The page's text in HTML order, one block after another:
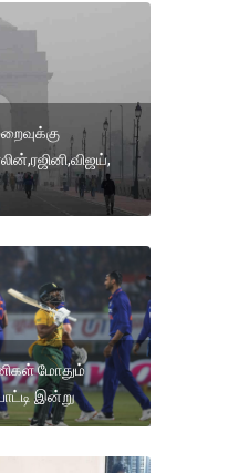
மோதும்
இன்று